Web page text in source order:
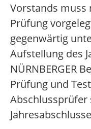
Vorstands muss
Prüfung
gegenwärtig
Aufstellung des
NÜRNBERGER
Prüfung und
Abschlussprüfer